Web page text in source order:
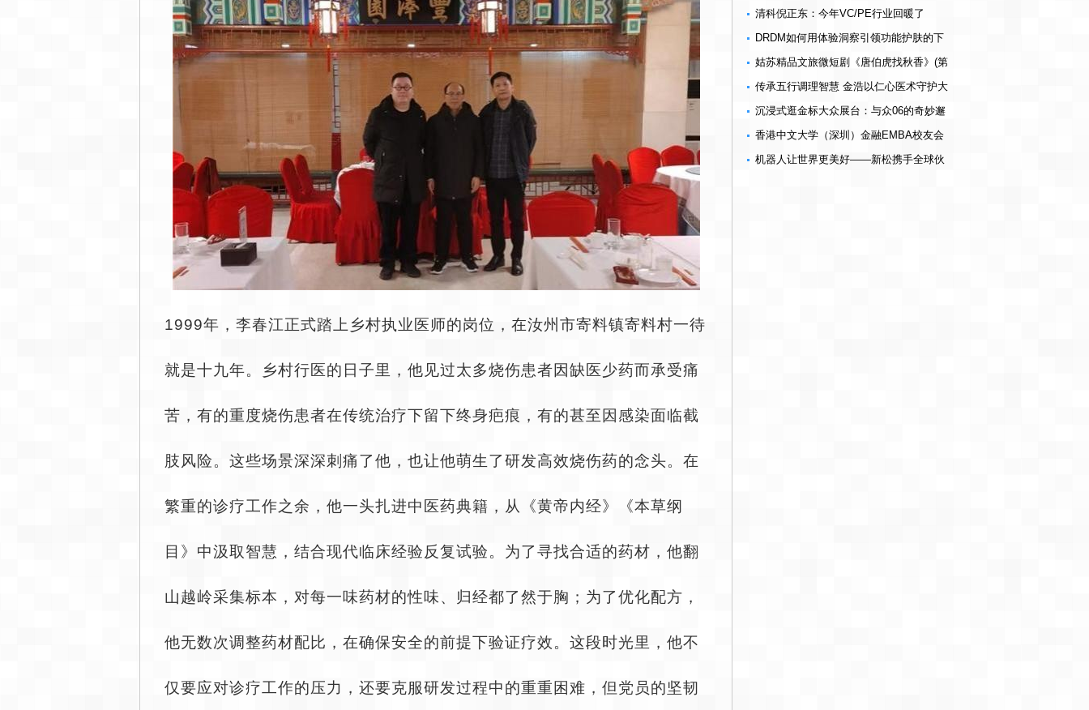
1999年，李春江正式踏上乡村执业医师的岗位，在汝州市寄料镇寄料村一待
就是十九年。乡村行医的日子里，他见过太多烧伤患者因缺医少药而承受痛
苦，有的重度烧伤患者在传统治疗下留下终身疤痕，有的甚至因感染面临截
肢风险。这些场景深深刺痛了他，也让他萌生了研发高效烧伤药的念头。在
繁重的诊疗工作之余，他一头扎进中医药典籍，从《黄帝内经》《本草纲
目》中汲取智慧，结合现代临床经验反复试验。为了寻找合适的药材，他翻
山越岭采集标本，对每一味药材的性味、归经都了然于胸；为了优化配方，
他无数次调整药材配比，在确保安全的前提下验证疗效。这段时光里，他不
仅要应对诊疗工作的压力，还要克服研发过程中的重重困难，但党员的坚韧
+专家助力”筑牢农险风险防线
清科倪正东：今年VC/PE行业回暖了
DRDM如何用体验洞察引领功能护肤的下
一轮升级？
姑苏精品文旅微短剧《唐伯虎找秋香》(第
一季)上线啦
传承五行调理智慧 金浩以仁心医术守护大
众健康
沉浸式逛金标大众展台：与众06的奇妙邂
逅
香港中文大学（深圳）金融EMBA校友会
成立
机器人让世界更美好——新松携手全球伙